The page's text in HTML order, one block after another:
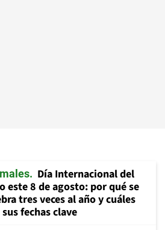
Día Internacional del
este 8 de agosto: por qué se
tres veces al año y cuáles
fechas clave